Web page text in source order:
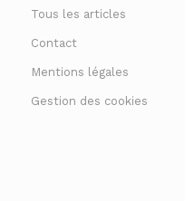
Tous les articles
Contact
Mentions légales
Gestion des cookies